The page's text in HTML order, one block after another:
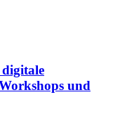
digitale
und